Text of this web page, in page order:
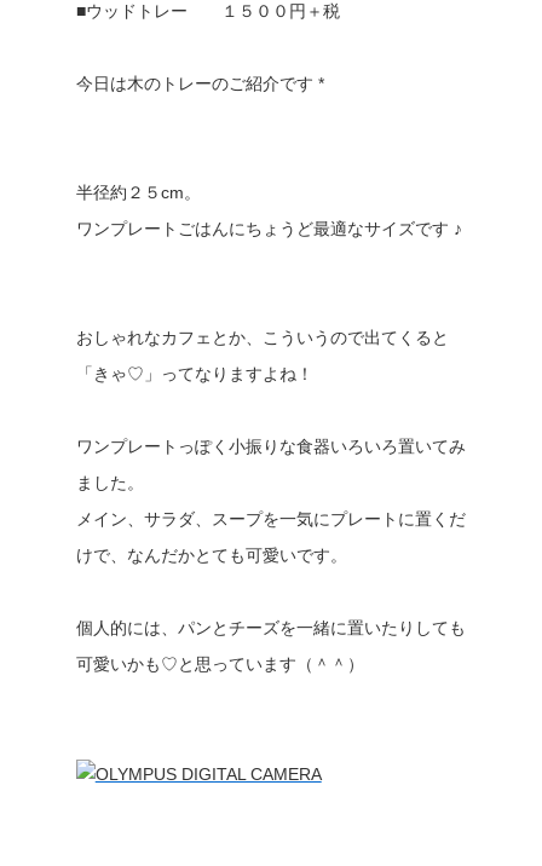
■ウッドトレー １５００円＋税
今日は木のトレーのご紹介です *
半径約２５cm。
ワンプレートごはんにちょうど最適なサイズです ♪
おしゃれなカフェとか、こういうので出てくると
「きゃ♡」ってなりますよね！
ワンプレートっぽく小振りな食器いろいろ置いてみ
ました。
メイン、サラダ、スープを一気にプレートに置くだ
けで、なんだかとても可愛いです。
個人的には、パンとチーズを一緒に置いたりしても
可愛いかも♡と思っています（＾＾）